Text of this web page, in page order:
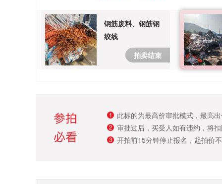
钢筋废料、钢筋钢
绞线
拍卖结束
此标的为最高价审批模式，最高
审批过后，买受人如有违约，将
开拍前15分钟停止报名，起拍价